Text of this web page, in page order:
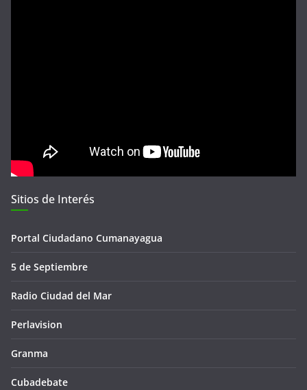
Sitios de Interés
Portal Ciudadano Cumanayagua
5 de Septiembre
Radio Ciudad del Mar
Perlavision
Granma
Cubadebate